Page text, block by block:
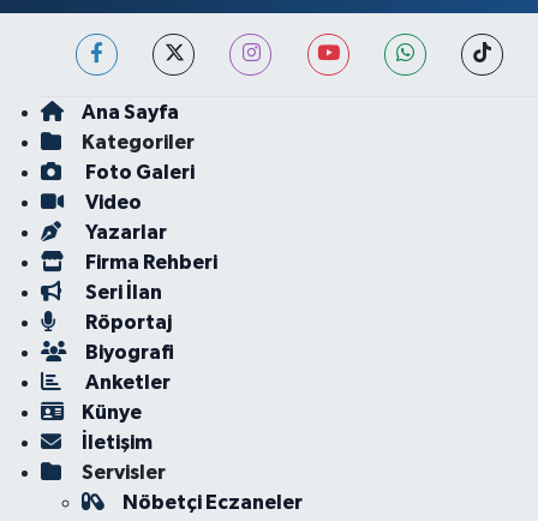
Ana Sayfa
Kategoriler
Foto Galeri
Video
Yazarlar
Firma Rehberi
Seri İlan
Röportaj
Biyografi
Anketler
Künye
İletişim
Servisler
Nöbetçi Eczaneler